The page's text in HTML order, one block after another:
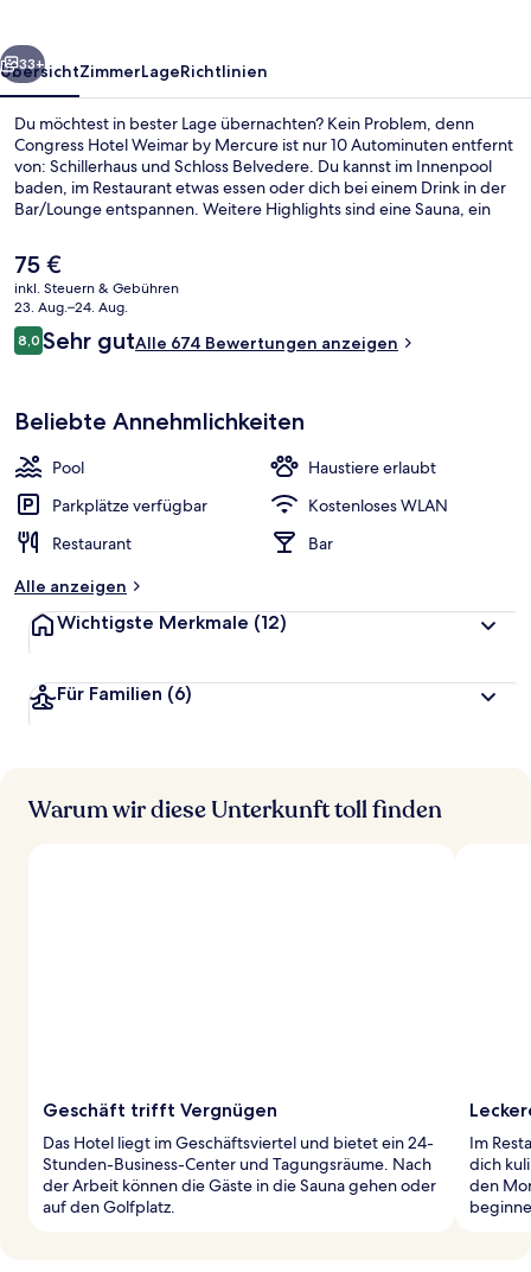
Weiter
33+
ÜbersichtZimmerLageRichtlinien
Du möchtest in bester Lage übernachten? Kein Problem, denn
Congress Hotel Weimar by Mercure ist nur 10 Autominuten entfernt
von: Schillerhaus und Schloss Belvedere. Du kannst im Innenpool
baden, im Restaurant etwas essen oder dich bei einem Drink in der
Bar/Lounge entspannen. Weitere Highlights sind eine Sauna, ein
Der
aktuelle
Preis
beträgt
75 €.
75 €
inkl. Steuern & Gebühren
23. Aug.–24. Aug.
Bewertungen
8,08,0 von 10.
Sehr gutAlle 674 Bewertungen anzeigen
Beliebte Annehmlichkeiten
Pool
Haustiere erlaubt
Parkplätze verfügbar
Kostenloses WLAN
Restaurant
Bar
Alle anzeigen
Wichtigste Merkmale (12)
Für Familien (6)
Warum wir diese Unterkunft toll finden
Geschäft trifft Vergnügen
Das Hotel liegt im Geschäftsviertel und bietet ein 24-
Stunden-Business-Center und Tagungsräume. Nach
der Arbeit können die Gäste in die Sauna gehen oder
auf den Golfplatz.
Im
dich
den